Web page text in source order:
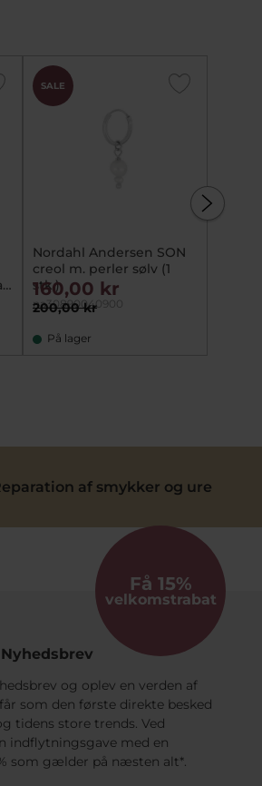
SALE
Nordahl Andersen SON
creol m. perler sølv (1
stk.)
na30890040900
200,00 kr
160,00 kr
På lager
af smykker og ure
Få 15%
velkomstrabat
og oplev en verden af
som den første direkte besked
tidens store trends. Ved
indflytningsgave med en
som gælder på næsten alt*.